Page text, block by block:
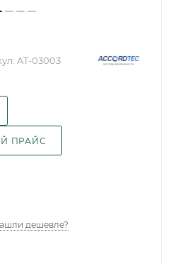
AT-03003
ПРАЙС
дешевле?